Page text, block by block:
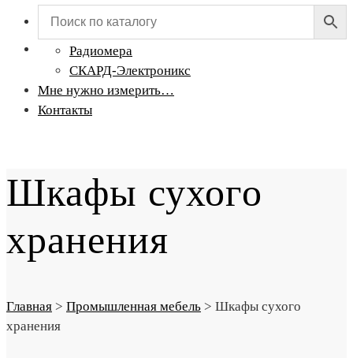
РИП-Импульс
Радиомера
СКАРД-Электроникс
Мне нужно измерить…
Контакты
Шкафы сухого
хранения
Главная > Промышленная мебель > Шкафы сухого
хранения